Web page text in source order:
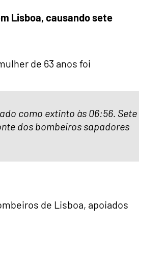
Lisboa, causando sete
de 63 anos foi
como extinto às 06:56. Sete
dos bombeiros sapadores
de Lisboa, apoiados